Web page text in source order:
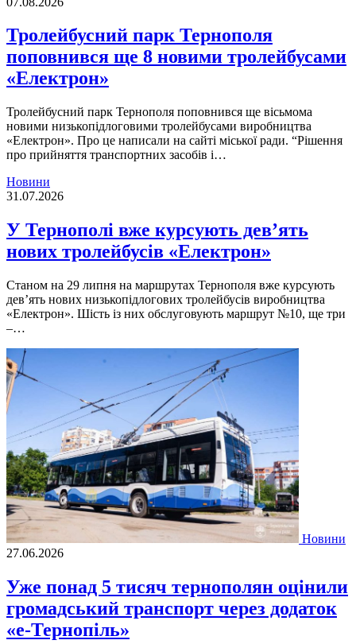
Тролейбусний парк Тернополя
поповнився ще 8 новими тролейбусами
«Електрон»
Тролейбусний парк Тернополя поповнився ще вісьмома
новими низькопідлоговими тролейбусами виробництва
«Електрон». Про це написали на сайті міської ради. “Рішення
про прийняття транспортних засобів і…
Новини
31.07.2026
У Тернополі вже курсують дев’ять
нових тролейбусів «Електрон»
Станом на 29 липня на маршрутах Тернополя вже курсують
дев’ять нових низькопідлогових тролейбусів виробництва
«Електрон». Шість із них обслуговують маршрут №10, ще три
–…
Новини
27.06.2026
Уже понад 5 тисяч тернополян оцінили
громадський транспорт через додаток
«е-Тернопіль»